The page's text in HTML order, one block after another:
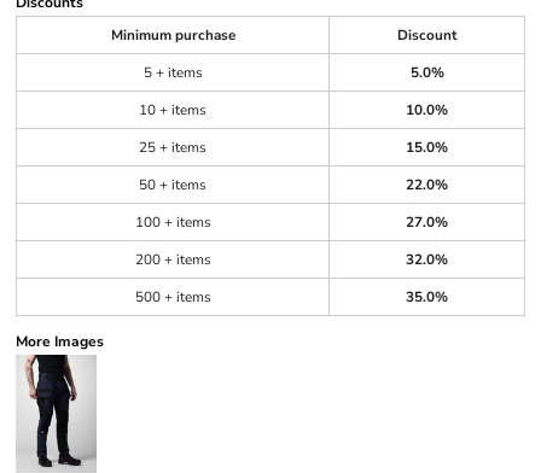
Minimum purchase
Discount
5 + items
5.0%
10 + items
10.0%
25 + items
15.0%
50 + items
22.0%
100 + items
27.0%
200 + items
32.0%
500 + items
35.0%
More Images